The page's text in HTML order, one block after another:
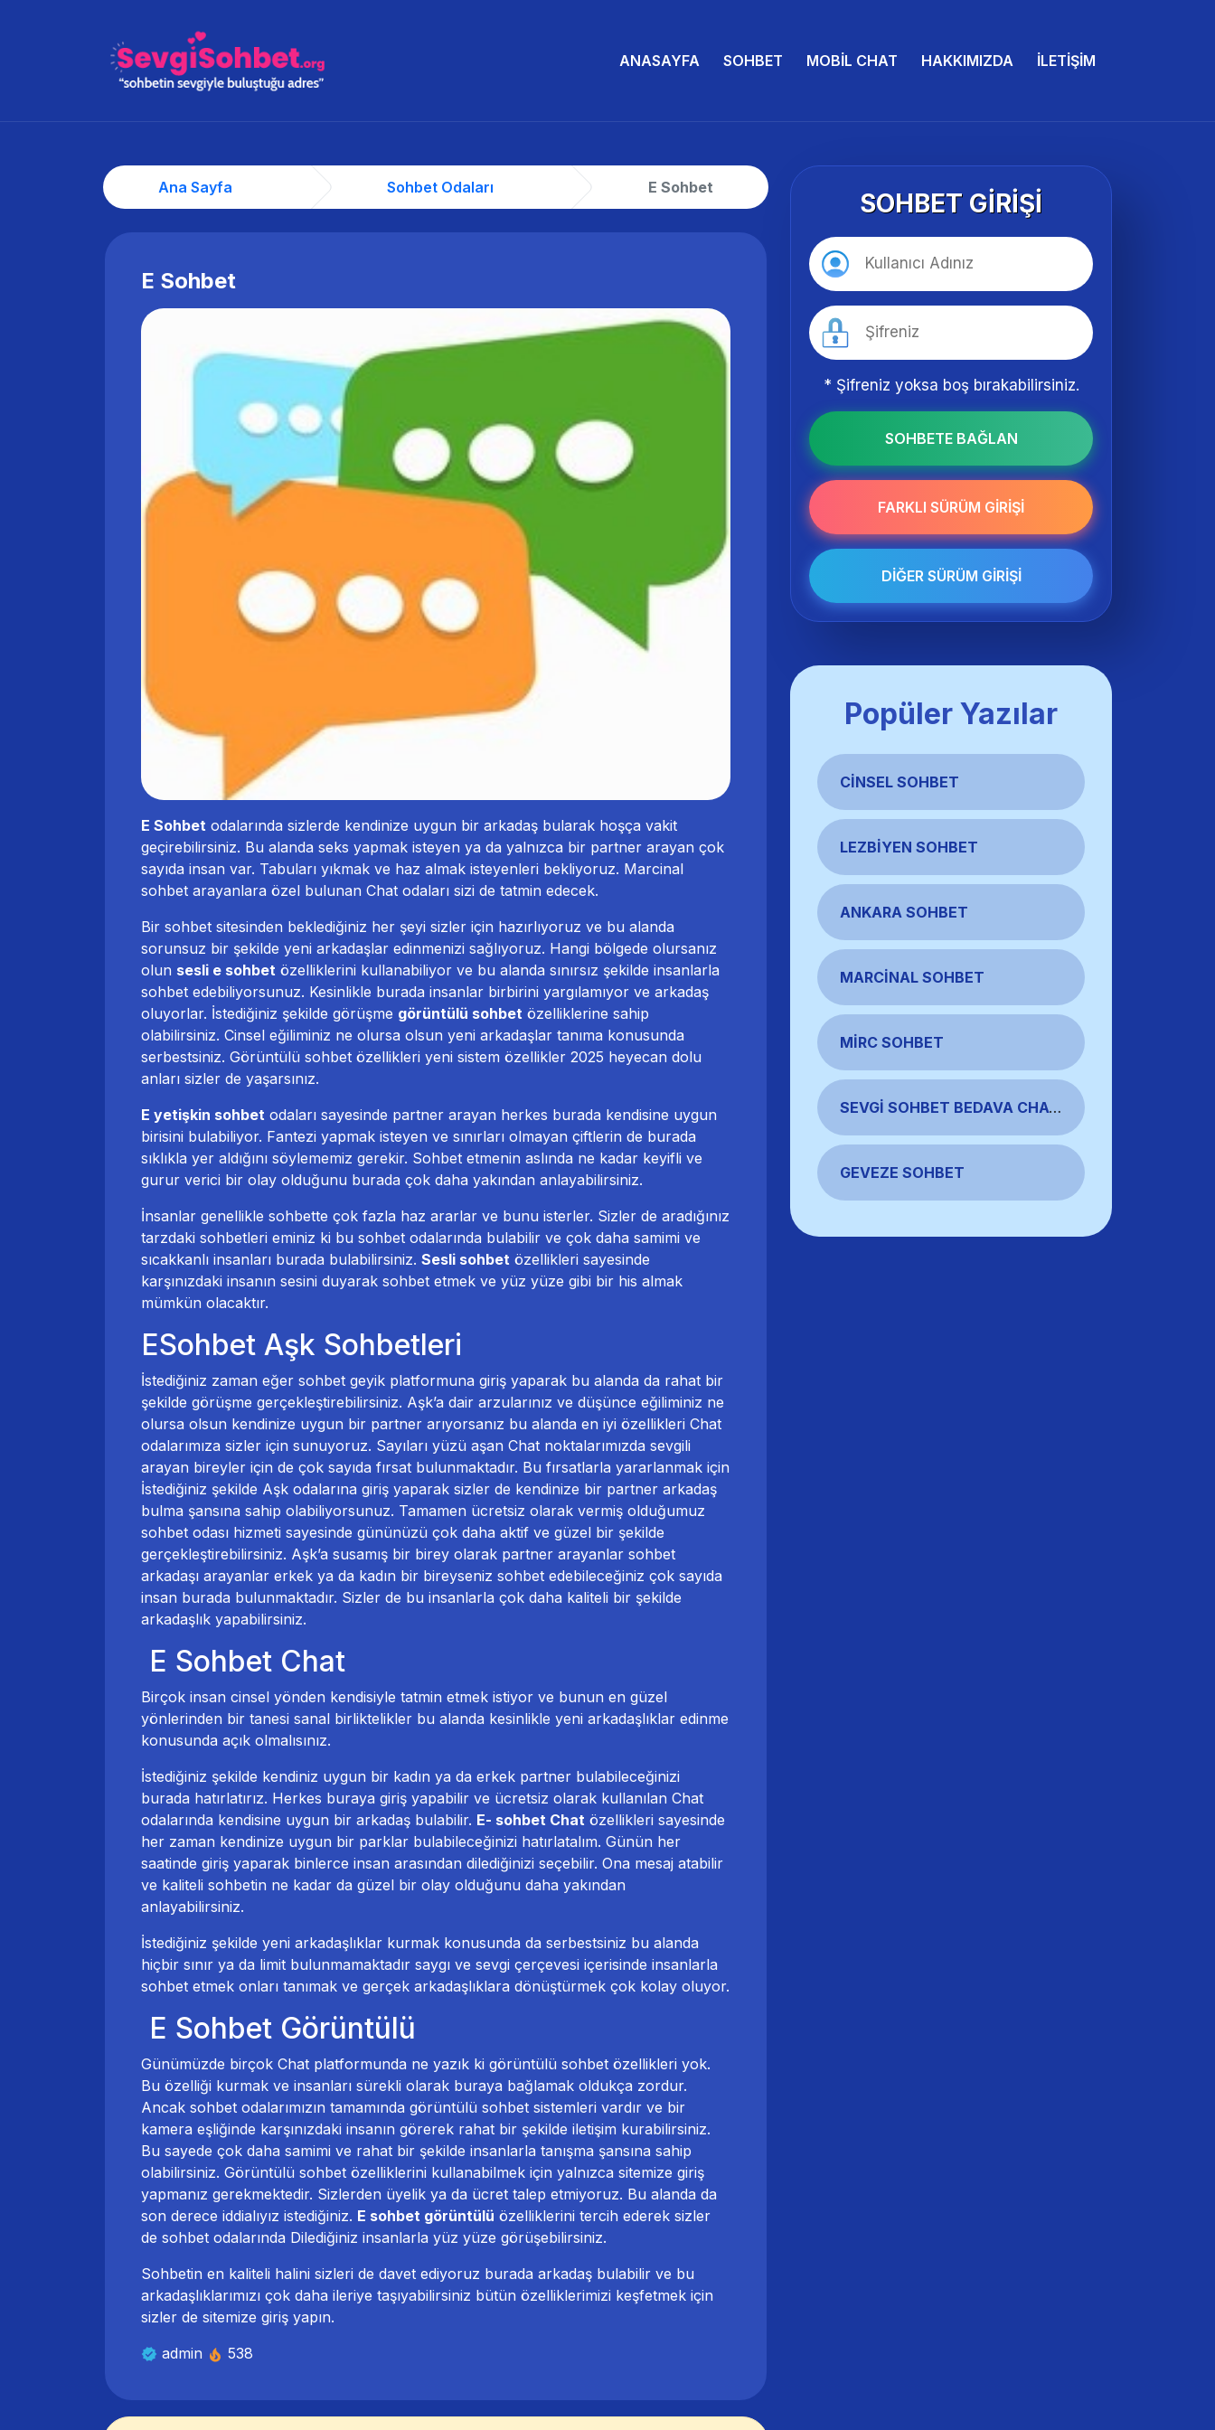
ANASAYFA SOHBET MOBIL CHAT HAKKIMIZDA İLETIŞIM
SOHBET GIRIŞI
* Şifreniz yoksa boş bırakabilirsiniz.
SOHBETE BAĞLAN
FARKLI SÜRÜM GIRIŞI
DIĞER SÜRÜM GIRIŞI
Popüler Yazılar
CINSEL SOHBET
LEZBIYEN SOHBET
ANKARA SOHBET
MARCINAL SOHBET
MIRC SOHBET
SEVGI SOHBET BEDAVA CHAT ODALARI
GEVEZE SOHBET
Ana Sayfa Sohbet Odaları E Sohbet
E Sohbet
E Sohbet odalarında sizlerde kendinize uygun bir arkadaş bularak hoşça vakit
geçirebilirsiniz. Bu alanda seks yapmak isteyen ya da yalnızca bir partner arayan çok
sayıda insan var. Tabuları yıkmak ve haz almak isteyenleri bekliyoruz. Marcinal
sohbet arayanlara özel bulunan Chat odaları sizi de tatmin edecek.
Bir sohbet sitesinden beklediğiniz her şeyi sizler için hazırlıyoruz ve bu alanda
sorunsuz bir şekilde yeni arkadaşlar edinmenizi sağlıyoruz. Hangi bölgede olursanız
olun sesli e sohbet özelliklerini kullanabiliyor ve bu alanda sınırsız şekilde insanlarla
sohbet edebiliyorsunuz. Kesinlikle burada insanlar birbirini yargılamıyor ve arkadaş
oluyorlar. İstediğiniz şekilde görüşme görüntülü sohbet özelliklerine sahip
olabilirsiniz. Cinsel eğiliminiz ne olursa olsun yeni arkadaşlar tanıma konusunda
serbestsiniz. Görüntülü sohbet özellikleri yeni sistem özellikler 2025 heyecan dolu
anları sizler de yaşarsınız.
E yetişkin sohbet odaları sayesinde partner arayan herkes burada kendisine uygun
birisini bulabiliyor. Fantezi yapmak isteyen ve sınırları olmayan çiftlerin de burada
sıklıkla yer aldığını söylememiz gerekir. Sohbet etmenin aslında ne kadar keyifli ve
gurur verici bir olay olduğunu burada çok daha yakından anlayabilirsiniz.
İnsanlar genellikle sohbette çok fazla haz ararlar ve bunu isterler. Sizler de aradığınız
tarzdaki sohbetleri eminiz ki bu sohbet odalarında bulabilir ve çok daha samimi ve
sıcakkanlı insanları burada bulabilirsiniz. Sesli sohbet özellikleri sayesinde
karşınızdaki insanın sesini duyarak sohbet etmek ve yüz yüze gibi bir his almak
mümkün olacaktır.
ESohbet Aşk Sohbetleri
İstediğiniz zaman eğer sohbet geyik platformuna giriş yaparak bu alanda da rahat bir
şekilde görüşme gerçekleştirebilirsiniz. Aşk’a dair arzularınız ve düşünce eğiliminiz ne
olursa olsun kendinize uygun bir partner arıyorsanız bu alanda en iyi özellikleri Chat
odalarımıza sizler için sunuyoruz. Sayıları yüzü aşan Chat noktalarımızda sevgili
arayan bireyler için de çok sayıda fırsat bulunmaktadır. Bu fırsatlarla yararlanmak için
İstediğiniz şekilde Aşk odalarına giriş yaparak sizler de kendinize bir partner arkadaş
bulma şansına sahip olabiliyorsunuz. Tamamen ücretsiz olarak vermiş olduğumuz
sohbet odası hizmeti sayesinde gününüzü çok daha aktif ve güzel bir şekilde
gerçekleştirebilirsiniz. Aşk’a susamış bir birey olarak partner arayanlar sohbet
arkadaşı arayanlar erkek ya da kadın bir bireyseniz sohbet edebileceğiniz çok sayıda
insan burada bulunmaktadır. Sizler de bu insanlarla çok daha kaliteli bir şekilde
arkadaşlık yapabilirsiniz.
E Sohbet Chat
Birçok insan cinsel yönden kendisiyle tatmin etmek istiyor ve bunun en güzel
yönlerinden bir tanesi sanal birliktelikler bu alanda kesinlikle yeni arkadaşlıklar edinme
konusunda açık olmalısınız.
İstediğiniz şekilde kendiniz uygun bir kadın ya da erkek partner bulabileceğinizi
burada hatırlatırız. Herkes buraya giriş yapabilir ve ücretsiz olarak kullanılan Chat
odalarında kendisine uygun bir arkadaş bulabilir. E- sohbet Chat özellikleri sayesinde
her zaman kendinize uygun bir parklar bulabileceğinizi hatırlatalım. Günün her
saatinde giriş yaparak binlerce insan arasından dilediğinizi seçebilir. Ona mesaj atabilir
ve kaliteli sohbetin ne kadar da güzel bir olay olduğunu daha yakından
anlayabilirsiniz.
İstediğiniz şekilde yeni arkadaşlıklar kurmak konusunda da serbestsiniz bu alanda
hiçbir sınır ya da limit bulunmamaktadır saygı ve sevgi çerçevesi içerisinde insanlarla
sohbet etmek onları tanımak ve gerçek arkadaşlıklara dönüştürmek çok kolay oluyor.
E Sohbet Görüntülü
Günümüzde birçok Chat platformunda ne yazık ki görüntülü sohbet özellikleri yok.
Bu özelliği kurmak ve insanları sürekli olarak buraya bağlamak oldukça zordur.
Ancak sohbet odalarımızın tamamında görüntülü sohbet sistemleri vardır ve bir
kamera eşliğinde karşınızdaki insanın görerek rahat bir şekilde iletişim kurabilirsiniz.
Bu sayede çok daha samimi ve rahat bir şekilde insanlarla tanışma şansına sahip
olabilirsiniz. Görüntülü sohbet özelliklerini kullanabilmek için yalnızca sitemize giriş
yapmanız gerekmektedir. Sizlerden üyelik ya da ücret talep etmiyoruz. Bu alanda da
son derece iddialıyız istediğiniz. E sohbet görüntülü özelliklerini tercih ederek sizler
de sohbet odalarında Dilediğiniz insanlarla yüz yüze görüşebilirsiniz.
Sohbetin en kaliteli halini sizleri de davet ediyoruz burada arkadaş bulabilir ve bu
arkadaşlıklarımızı çok daha ileriye taşıyabilirsiniz bütün özelliklerimizi keşfetmek için
sizler de sitemize giriş yapın.
admin
538